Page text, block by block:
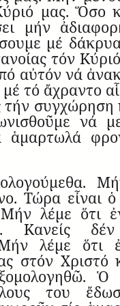
μας. Ὅσο
μήν
μέ
τόν
αὐ­τόν νά
τό ἄ­χραντο
τήν συγ­χώ­ρηση
νά
ἁ­μαρ­τωλά
Τώρα εἶ­ναι ὁ
λέμε ὅτι
Κανείς δέν
λέμε ὅτι
στόν Χριστό
Ὁ
του